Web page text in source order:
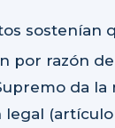
sostenían
por razón
da